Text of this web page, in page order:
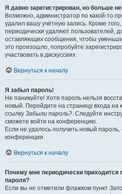
Я давно зарегистрирован, но больше
Возможно, администратор по какой-то
удалил вашу учётную запись. Кроме
периодически удаляют пользователей,
оставляющих сообщения, чтобы
это произошло, попробуйте
участвовать в дискуссиях.
Вернуться к началу
Я забыл пароль!
Не паникуйте! Хотя пароль нельзя
новый. Перейдите на страницу входа
ссылку Забыли пароль?. Следуйте
сможете войти на конференцию.
Если не удалось получить новый
конференции.
Вернуться к началу
Почему мне периодически приходится
пароля?
Если вы не отметили флажком пункт